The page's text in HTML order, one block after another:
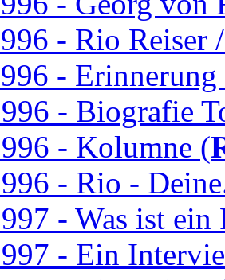
- Rio Reiser
-
- Biografie
- Kolumne (
- Rio -
- Was ist ein
- Ein